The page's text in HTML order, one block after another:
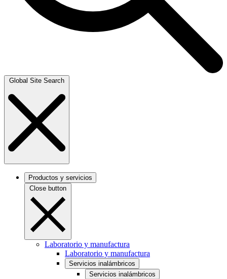
Global Site Search
Productos y servicios
Close button
Laboratorio y manufactura
Laboratorio y manufactura
Servicios inalámbricos
Servicios inalámbricos